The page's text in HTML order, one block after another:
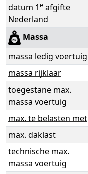
datum 1e afgifte
Nederland
Massa
massa ledig voertuig
massa rijklaar
toegestane max.
massa voertuig
max. te belasten met
max. daklast
technische max.
massa voertuig